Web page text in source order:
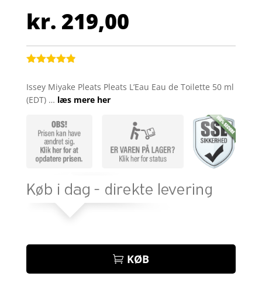
kr. 219,00
ud af 5
baseret på
Issey Miyake Pleats Pleats L’Eau Eau de Toilette 50 ml
(EDT) … læs mere her
KØB